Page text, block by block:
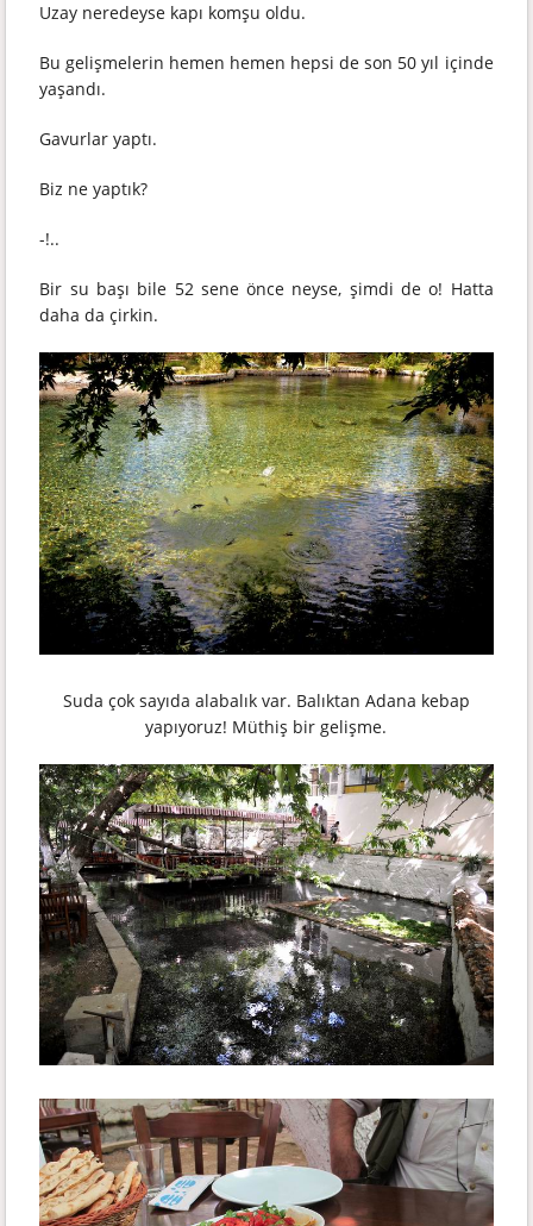
Uzay neredeyse kapı komşu oldu.
Bu gelişmelerin hemen hemen hepsi de son 50 yıl içinde
yaşandı.
Gavurlar yaptı.
Biz ne yaptık?
-!..
Bir su başı bile 52 sene önce neyse, şimdi de o! Hatta
daha da çirkin.
Suda çok sayıda alabalık var. Balıktan Adana kebap
yapıyoruz! Müthiş bir gelişme.